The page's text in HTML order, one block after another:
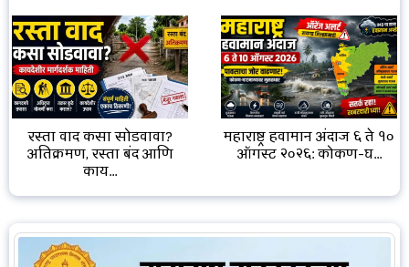
रस्ता वाद कसा सोडवावा?
अतिक्रमण, रस्ता बंद आणि
काय...
महाराष्ट्र हवामान अंदाज ६ ते १०
ऑगस्ट २०२६: कोकण-घ...